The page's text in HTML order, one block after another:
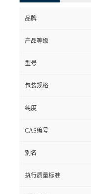
品牌
产品等级
型号
包装规格
纯度
CAS编号
别名
执行质量标准